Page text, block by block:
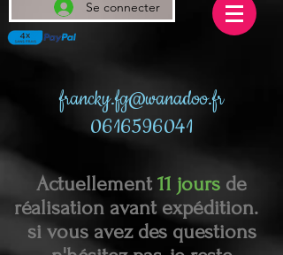
Se connecter
francky.fg@wanadoo.fr
0616596041
Actuellement 11 jours de
réalisation avant expédition.
si vous avez des questions